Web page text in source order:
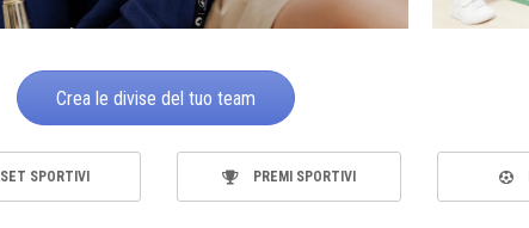
Crea le divise del tuo team
SET SPORTIVI PREMI SPORTIVI